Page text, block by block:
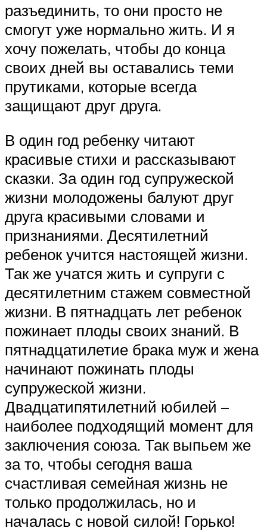
разъединить, то они просто не
смогут уже нормально жить. И я
хочу пожелать, чтобы до конца
своих дней вы оставались теми
прутиками, которые всегда
защищают друг друга.
В один год ребенку читают
красивые стихи и рассказывают
сказки. За один год супружеской
жизни молодожены балуют друг
друга красивыми словами и
признаниями. Десятилетний
ребенок учится настоящей жизни.
Так же учатся жить и супруги с
десятилетним стажем совместной
жизни. В пятнадцать лет ребенок
пожинает плоды своих знаний. В
пятнадцатилетие брака муж и жена
начинают пожинать плоды
супружеской жизни.
Двадцатипятилетний юбилей –
наиболее подходящий момент для
заключения союза. Так выпьем же
за то, чтобы сегодня ваша
счастливая семейная жизнь не
только продолжилась, но и
началась с новой силой! Горько!